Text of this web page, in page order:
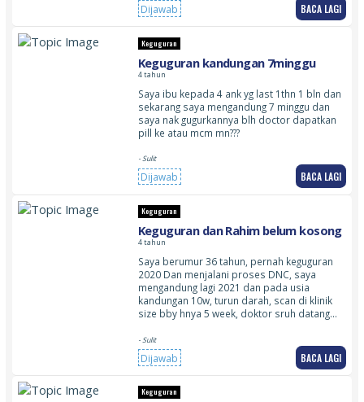
Dijawab BACA LAGI
Keguguran
Keguguran kandungan 7minggu
4 tahun
Saya ibu kepada 4 ank yg last 1thn 1 bln dan
sekarang saya mengandung 7 minggu dan
saya nak gugurkannya blh doctor dapatkan
pill ke atau mcm mn???
- Sulit
Dijawab BACA LAGI
Keguguran
Keguguran dan Rahim belum kosong
4 tahun
Saya berumur 36 tahun, pernah keguguran
2020 Dan menjalani proses DNC, saya
mengandung lagi 2021 dan pada usia
kandungan 10w, turun darah, scan di klinik
size bby hnya 5 week, doktor sruh datang…
- Sulit
Dijawab BACA LAGI
Keguguran